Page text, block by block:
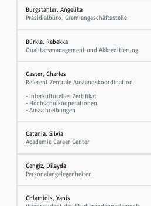
Burgstahler, Angelika
Präsidialbüro, Gremiengeschäftsstelle
Bürkle, Rebekka
Qualitätsmanagement und Akkreditierung
Caster, Charles
Referent Zentrale Auslandskoordination
- Interkulturelles Zertifikat
- Hochschulkooperationen
- Ausschreibungen
Catania, Silvia
Academic Career Center
Cengiz, Dilayda
Personalangelegenheiten
Chlamidis, Yanis